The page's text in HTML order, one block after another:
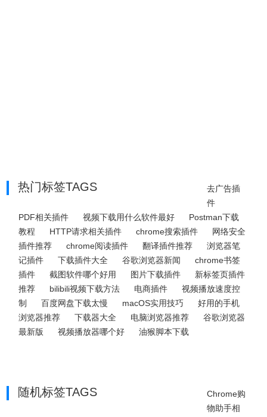
热门标签TAGS
去广告插
件
PDF相关插件
视频下载用什么软件最好
Postman下载
教程
HTTP请求相关插件 chrome搜索插件
网络安全
插件推荐
chrome阅读插件 翻译插件推荐
浏览器笔
记插件
下载插件大全 谷歌浏览器新闻
chrome书签
插件
截图软件哪个好用 图片下载插件
新标签页插件
推荐
bilibili视频下载方法 电商插件
视频播放速度控
制
百度网盘下载太慢 macOS实用技巧
好用的手机
浏览器推荐
下载器大全 电脑浏览器推荐
谷歌浏览器
最新版
视频播放器哪个好 油猴脚本下载
随机标签TAGS
Chrome购
物助手相